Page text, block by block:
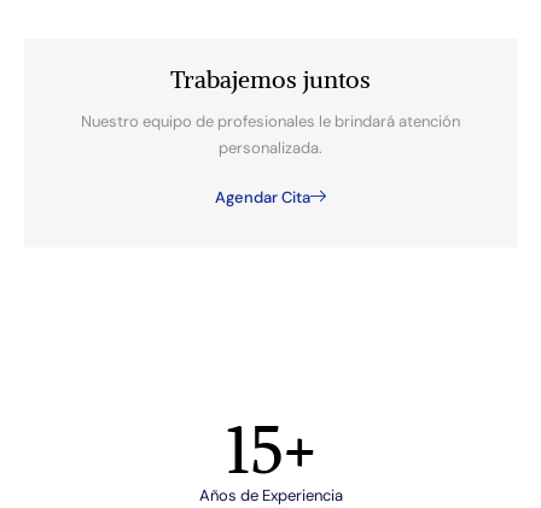
Trabajemos juntos
Nuestro equipo de profesionales le brindará atención
personalizada.
Agendar Cita
Años de Experiencia
15+